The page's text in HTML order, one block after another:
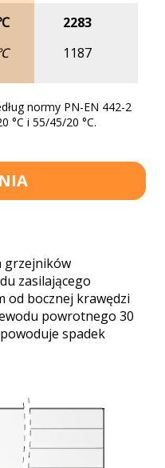
2283
1187
normy PN-EN 442-2
°C i 55/45/20 °C.
grzejników
zasilającego
od bocznej krawędzi
powrotnego 30
spadek